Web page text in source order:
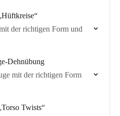
der richtigen Form und
Dehnübung
mit der richtigen Form
Twists“